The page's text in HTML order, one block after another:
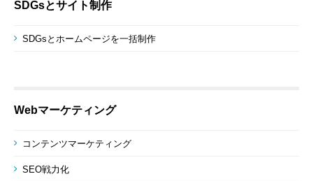
SDGsとサイト制作
SDGsとホームページを一括制作
Webマーケティング
コンテンツマーケティング
SEO戦力化